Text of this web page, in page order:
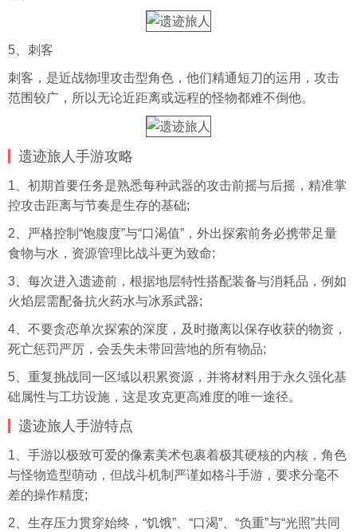
5、刺客
刺客，是近战物理攻击型角色，他们精通短刀的运用，攻击
范围较广，所以无论近距离或远程的怪物都难不倒他。
遗迹旅人手游攻略
1、初期首要任务是熟悉每种武器的攻击前摇与后摇，精准掌
控攻击距离与节奏是生存的基础;
2、严格控制“饱腹度”与“口渴值”，外出探索前务必携带足量
食物与水，资源管理比战斗更为致命;
3、每次进入遗迹前，根据地层特性搭配装备与消耗品，例如
火焰层需配备抗火药水与冰系武器;
4、不要贪恋单次探索的深度，及时撤离以保存收获的物资，
死亡惩罚严厉，会丢失未带回营地的所有物品;
5、重复挑战同一区域以积累资源，并将材料用于永久强化基
础属性与工坊设施，这是攻克更高难度的唯一途径。
遗迹旅人手游特点
1、手游以极致可爱的像素美术包裹着极其硬核的内核，角色
与怪物造型萌动，但战斗机制严谨如格斗手游，要求分毫不
差的操作精度;
2、生存压力贯穿始终，“饥饿”、“口渴”、“负重”与“光照”共同